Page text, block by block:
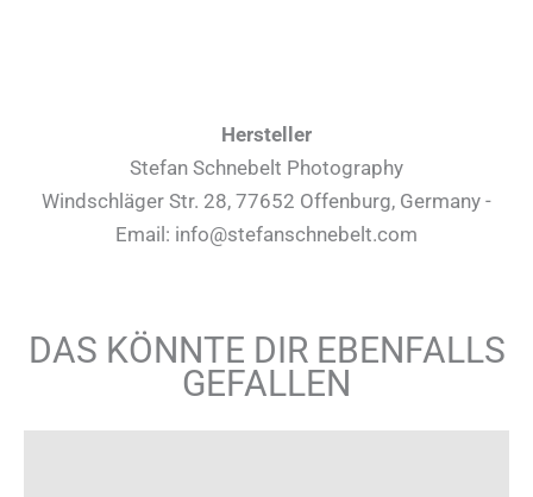
Hersteller
Stefan Schnebelt Photography
Windschläger Str. 28, 77652 Offenburg, Germany -
Email: info@stefanschnebelt.com
DAS KÖNNTE DIR EBENFALLS
GEFALLEN